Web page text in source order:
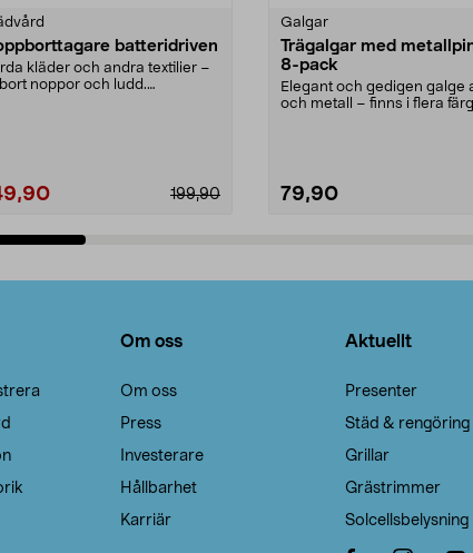
batteridriven
kläder och andra textilier –
noppor och ludd.
199,90
Galgar
Trägalgar med
8-pack
Elegant och gedigen galge
och metall – finns i flera
79,90
Om oss
Om oss
Press
Investerare
Hållbarhet
Karriär
Aktuellt
Presenter
Städ & rengöring
Grillar
Grästrimmer
Solcellsbelysning